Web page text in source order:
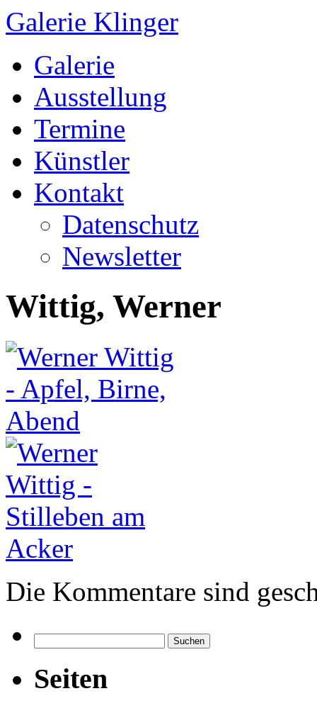
Galerie Klinger
Springe
zum
Galerie
Ausstellung
Termine
Künstler
Kontakt
Datenschutz
Newsletter
Wittig, Werner
Die Kommentare sind
nach:
Seiten